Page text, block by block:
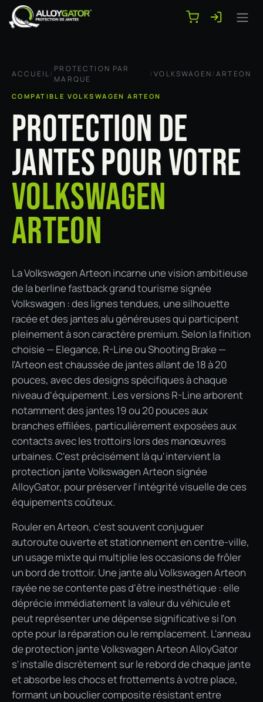
Se rendre au contenu
ACCUEIL/
PROTECTION PAR
MARQUE
/VOLKSWAGEN/ARTEON
COMPATIBLE VOLKSWAGEN ARTEON
PROTECTION DE
JANTES POUR VOTRE
VOLKSWAGEN
ARTEON
La Volkswagen Arteon incarne une vision ambitieuse
de la berline fastback grand tourisme signée
Volkswagen : des lignes tendues, une silhouette
racée et des jantes alu généreuses qui participent
pleinement à son caractère premium. Selon la finition
choisie — Elegance, R-Line ou Shooting Brake —
l'Arteon est chaussée de jantes allant de 18 à 20
pouces, avec des designs spécifiques à chaque
niveau d'équipement. Les versions R-Line arborent
notamment des jantes 19 ou 20 pouces aux
branches effilées, particulièrement exposées aux
contacts avec les trottoirs lors des manœuvres
urbaines. C'est précisément là qu'intervient la
protection jante Volkswagen Arteon signée
AlloyGator, pour préserver l'intégrité visuelle de ces
équipements coûteux.
Rouler en Arteon, c'est souvent conjuguer
autoroute ouverte et stationnement en centre-ville,
un usage mixte qui multiplie les occasions de frôler
un bord de trottoir. Une jante alu Volkswagen Arteon
rayée ne se contente pas d'être inesthétique : elle
déprécie immédiatement la valeur du véhicule et
peut représenter une dépense significative si l'on
opte pour la réparation ou le remplacement. L'anneau
de protection jante Volkswagen Arteon AlloyGator
s'installe discrètement sur le rebord de chaque jante
et absorbe les chocs et frottements à votre place,
formant un bouclier composite résistant entre